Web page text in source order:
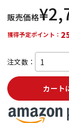
販売価格¥
獲得予定ポイント：
注文数：
カート